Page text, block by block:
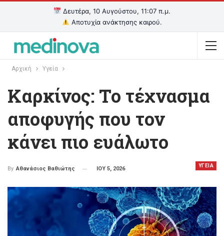
Δευτέρα, 10 Αυγούστου, 11:07 π.μ.
Αποτυχία ανάκτησης καιρού.
Αρχική Υγεία
Καρκίνος: Το τέχνασμα
αποφυγής που τον
κάνει πιο ευάλωτο
ΥΓΕΙΑ
By Αθανάσιος Βαθιώτης ΙΟΥ 5, 2026